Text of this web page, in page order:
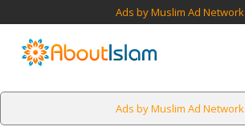
Ads by Muslim Ad Network
Ads by Muslim Ad Network